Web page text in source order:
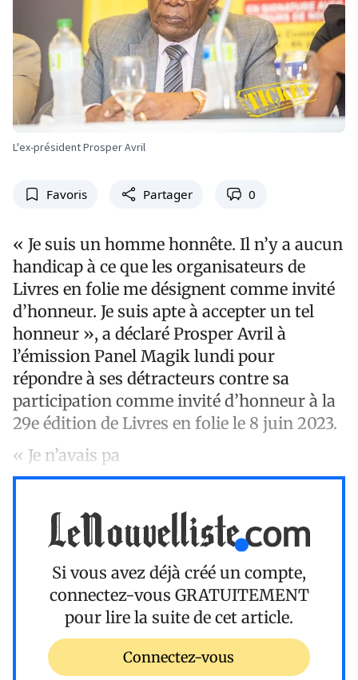
L'ex-président Prosper Avril
Favoris Partager 0
« Je suis un homme honnête. Il n’y a aucun
handicap à ce que les organisateurs de
Livres en folie me désignent comme invité
d’honneur. Je suis apte à accepter un tel
honneur », a déclaré Prosper Avril à
l’émission Panel Magik lundi pour
répondre à ses détracteurs contre sa
participation comme invité d’honneur à la
29e édition de Livres en folie le 8 juin 2023.
« Je n’avais pa
Si vous avez déjà créé un compte,
connectez-vous GRATUITEMENT
pour lire la suite de cet article.
Connectez-vous